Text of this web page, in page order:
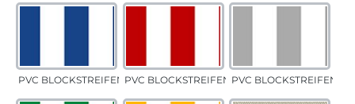
PVC BLOCKSTREIFEN blauPVC BLOCKSTREIFEN rotPVC BLOCKSTREIFEN